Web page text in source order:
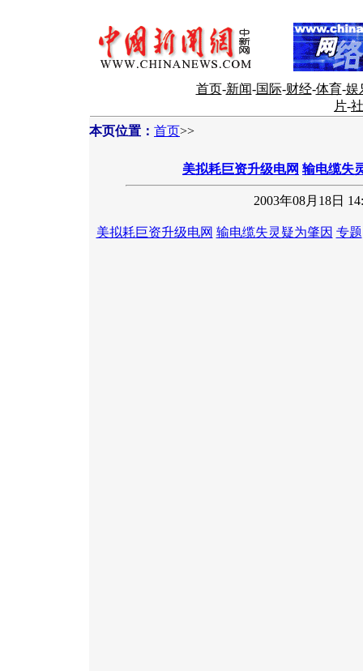
首页-新闻-国际-财经-体育-娱
片-
本页位置： 首页>>
美拟耗巨资升级电网 输电缆失
2003年08月18日
美拟耗巨资升级电网 输电缆失灵疑为肇因 专题